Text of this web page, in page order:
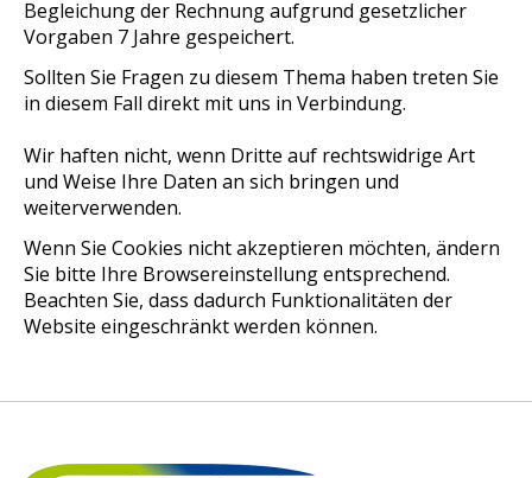
Begleichung der Rechnung aufgrund gesetzlicher
Vorgaben 7 Jahre gespeichert.
Sollten Sie Fragen zu diesem Thema haben treten Sie
in diesem Fall direkt mit uns in Verbindung.
Wir haften nicht, wenn Dritte auf rechtswidrige Art
und Weise Ihre Daten an sich bringen und
weiterverwenden.
Wenn Sie Cookies nicht akzeptieren möchten, ändern
Sie bitte Ihre Browsereinstellung entsprechend.
Beachten Sie, dass dadurch Funktionalitäten der
Website eingeschränkt werden können.